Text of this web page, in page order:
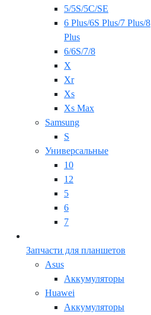
5/5S/5C/SE
6 Plus/6S Plus/7 Plus/8
Plus
6/6S/7/8
X
Xr
Xs
Xs Max
Samsung
S
Универсальные
10
12
5
6
7
Запчасти для планшетов
Asus
Аккумуляторы
Huawei
Аккумуляторы